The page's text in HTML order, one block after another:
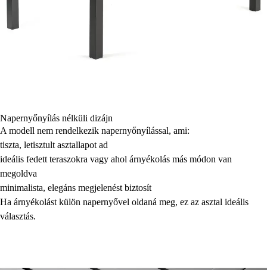
Napernyőnyílás nélküli dizájn
A modell nem rendelkezik napernyőnyílással, ami:
tiszta, letisztult asztallapot ad
ideális fedett teraszokra vagy ahol árnyékolás más módon van
megoldva
minimalista, elegáns megjelenést biztosít
Ha árnyékolást külön napernyővel oldaná meg, ez az asztal ideális
választás.